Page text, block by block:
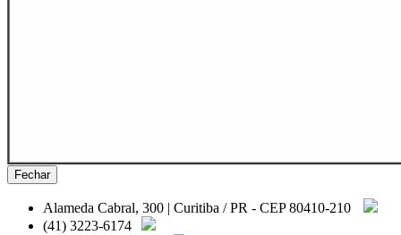
Fechar
Alameda Cabral, 300 | Curitiba / PR - CEP 80410-210
(41) 3223-6174